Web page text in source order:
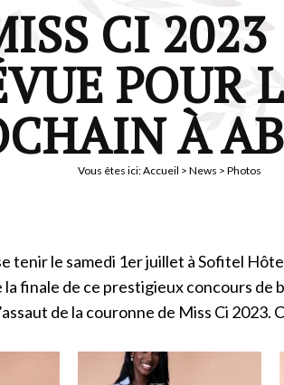
CI
POUR
À
Vous êtes ici:Accueil > News > Photos
tenir le samedi 1er juillet à Sofitel
finale de ce prestigieux concours de
de la couronne de Miss Ci